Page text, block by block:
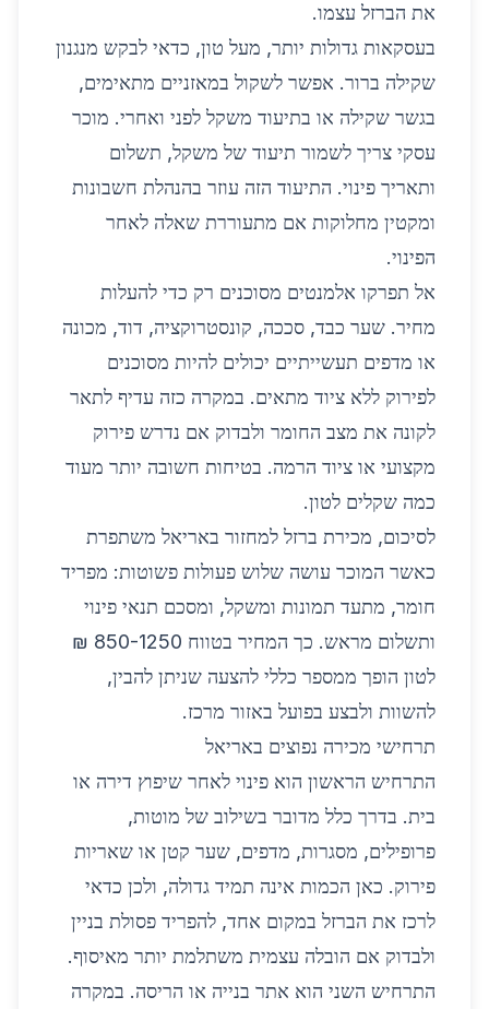
את הברזל עצמו.
בעסקאות גדולות יותר, מעל טון, כדאי לבקש מנגנון
שקילה ברור. אפשר לשקול במאזניים מתאימים,
בגשר שקילה או בתיעוד משקל לפני ואחרי. מוכר
עסקי צריך לשמור תיעוד של משקל, תשלום
ותאריך פינוי. התיעוד הזה עוזר בהנהלת חשבונות
ומקטין מחלוקות אם מתעוררת שאלה לאחר
הפינוי.
אל תפרקו אלמנטים מסוכנים רק כדי להעלות
מחיר. שער כבד, סככה, קונסטרוקציה, דוד, מכונה
או מדפים תעשייתיים יכולים להיות מסוכנים
לפירוק ללא ציוד מתאים. במקרה כזה עדיף לתאר
לקונה את מצב החומר ולבדוק אם נדרש פירוק
מקצועי או ציוד הרמה. בטיחות חשובה יותר מעוד
כמה שקלים לטון.
לסיכום, מכירת ברזל למחזור באריאל משתפרת
כאשר המוכר עושה שלוש פעולות פשוטות: מפריד
חומר, מתעד תמונות ומשקל, ומסכם תנאי פינוי
ותשלום מראש. כך המחיר בטווח 850-1250 ₪
לטון הופך ממספר כללי להצעה שניתן להבין,
להשוות ולבצע בפועל באזור מרכז.
תרחישי מכירה נפוצים באריאל
התרחיש הראשון הוא פינוי לאחר שיפוץ דירה או
בית. בדרך כלל מדובר בשילוב של מוטות,
פרופילים, מסגרות, מדפים, שער קטן או שאריות
פירוק. כאן הכמות אינה תמיד גדולה, ולכן כדאי
לרכז את הברזל במקום אחד, להפריד פסולת בניין
ולבדוק אם הובלה עצמית משתלמת יותר מאיסוף.
התרחיש השני הוא אתר בנייה או הריסה. במקרה